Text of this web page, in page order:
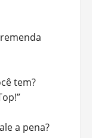
tem?
a pena?